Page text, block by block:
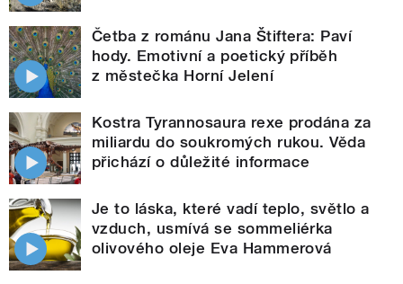
Četba z románu Jana Štiftera: Paví
hody. Emotivní a poetický příběh
z městečka Horní Jelení
Kostra Tyrannosaura rexe prodána za
miliardu do soukromých rukou. Věda
přichází o důležité informace
Je to láska, které vadí teplo, světlo a
vzduch, usmívá se sommeliérka
olivového oleje Eva Hammerová